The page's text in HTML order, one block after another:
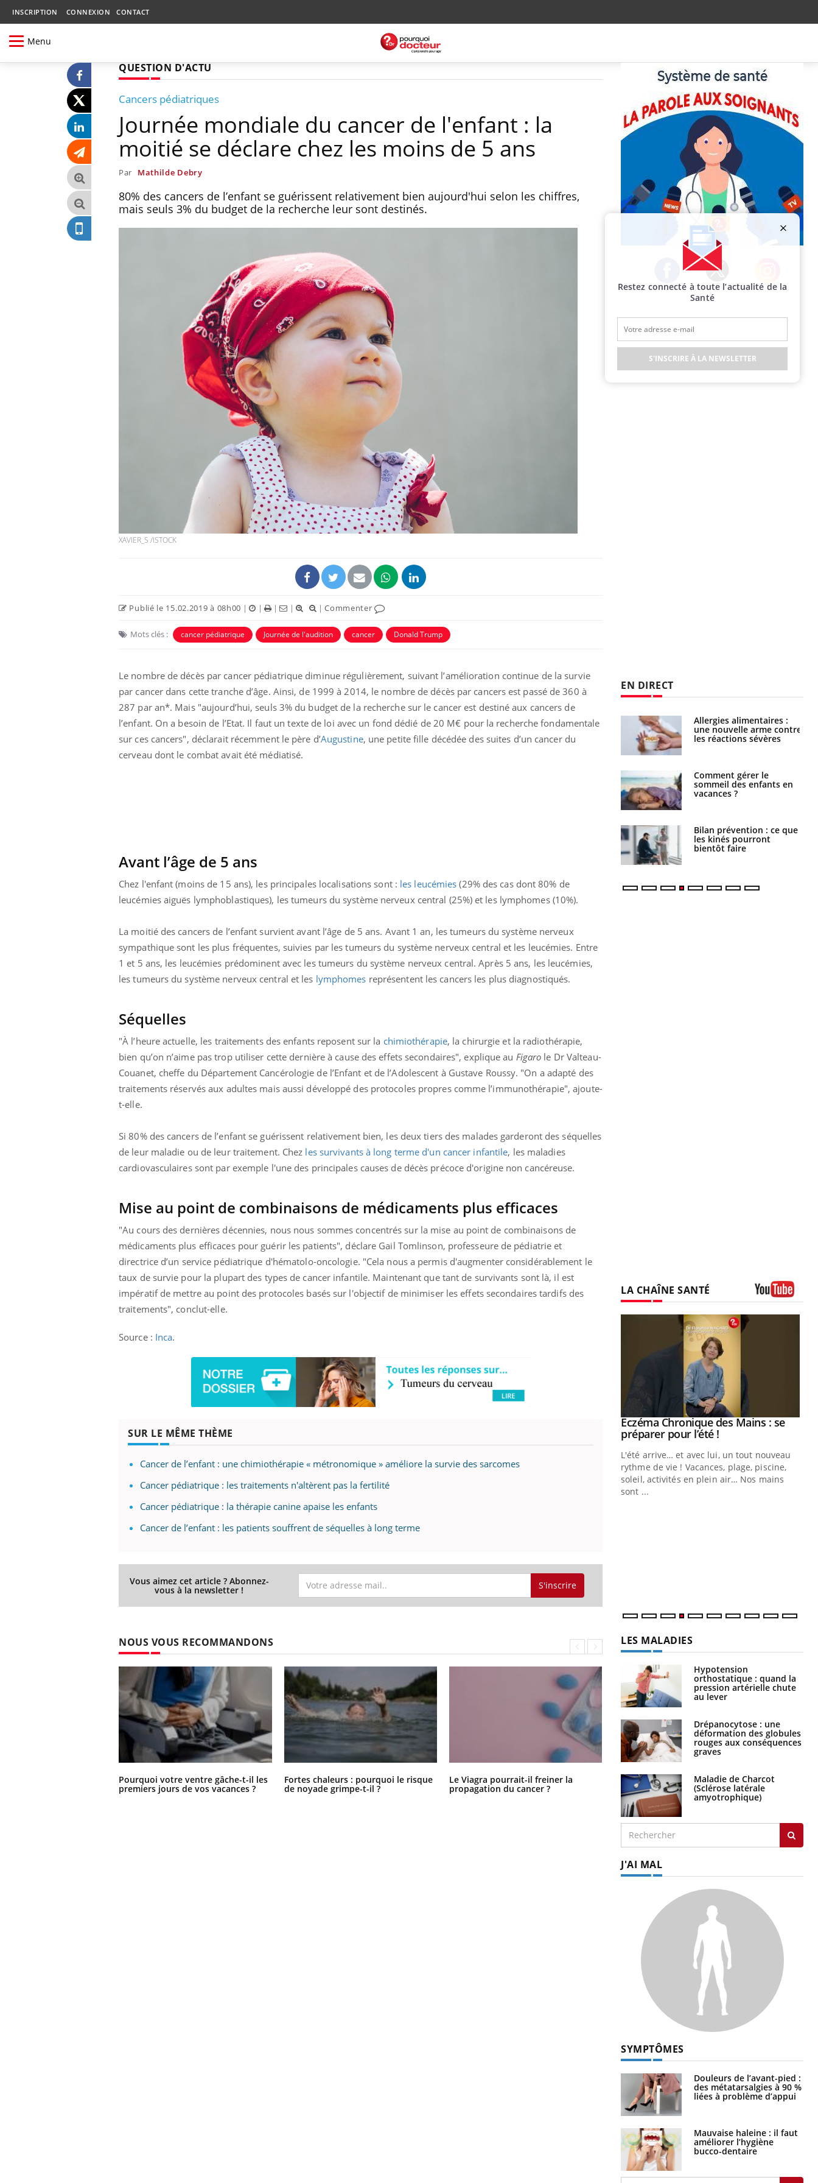
INSCRIPTION CONNEXION CONTACT
Menu
QUESTION D'ACTU
Cancers pédiatriques
Journée mondiale du cancer de l'enfant : la
moitié se déclare chez les moins de 5 ans
Par Mathilde Debry
80% des cancers de l’enfant se guérissent relativement bien aujourd'hui selon les chiffres,
mais seuls 3% du budget de la recherche leur sont destinés.
XAVIER_S /ISTOCK
Publié le 15.02.2019 à 08h00 | | | | |Commenter
Mots clés : cancer pédiatrique Journée de l'audition cancer Donald Trump
Le nombre de décès par cancer pédiatrique diminue régulièrement, suivant l’amélioration continue de la survie
par cancer dans cette tranche d’âge. Ainsi, de 1999 à 2014, le nombre de décès par cancers est passé de 360 à
287 par an*. Mais "aujourd’hui, seuls 3% du budget de la recherche sur le cancer est destiné aux cancers de
l’enfant. On a besoin de l’Etat. Il faut un texte de loi avec un fond dédié de 20 M€ pour la recherche fondamentale
sur ces cancers", déclarait récemment le père d’Augustine, une petite fille décédée des suites d’un cancer du
cerveau dont le combat avait été médiatisé.
Avant l’âge de 5 ans
Chez l'enfant (moins de 15 ans), les principales localisations sont : les leucémies (29% des cas dont 80% de
leucémies aiguës lymphoblastiques), les tumeurs du système nerveux central (25%) et les lymphomes (10%).
La moitié des cancers de l’enfant survient avant l’âge de 5 ans. Avant 1 an, les tumeurs du système nerveux
sympathique sont les plus fréquentes, suivies par les tumeurs du système nerveux central et les leucémies. Entre
1 et 5 ans, les leucémies prédominent avec les tumeurs du système nerveux central. Après 5 ans, les leucémies,
les tumeurs du système nerveux central et les lymphomes représentent les cancers les plus diagnostiqués.
Séquelles
"À l’heure actuelle, les traitements des enfants reposent sur la chimiothérapie, la chirurgie et la radiothérapie,
bien qu’on n’aime pas trop utiliser cette dernière à cause des effets secondaires", explique au Figaro le Dr Valteau-
Couanet, cheffe du Département Cancérologie de l’Enfant et de l’Adolescent à Gustave Roussy. "On a adapté des
traitements réservés aux adultes mais aussi développé des protocoles propres comme l’immunothérapie", ajoute-
t-elle.
Si 80% des cancers de l’enfant se guérissent relativement bien, les deux tiers des malades garderont des séquelles
de leur maladie ou de leur traitement. Chez les survivants à long terme d'un cancer infantile, les maladies
cardiovasculaires sont par exemple l'une des principales causes de décès précoce d'origine non cancéreuse.
Mise au point de combinaisons de médicaments plus efficaces
"Au cours des dernières décennies, nous nous sommes concentrés sur la mise au point de combinaisons de
médicaments plus efficaces pour guérir les patients", déclare Gail Tomlinson, professeure de pédiatrie et
directrice d’un service pédiatrique d'hématolo-oncologie. "Cela nous a permis d'augmenter considérablement le
taux de survie pour la plupart des types de cancer infantile. Maintenant que tant de survivants sont là, il est
impératif de mettre au point des protocoles basés sur l'objectif de minimiser les effets secondaires tardifs des
traitements", conclut-elle.
Source : Inca.
SUR LE MÊME THÈME
Cancer de l’enfant : une chimiothérapie « métronomique » améliore la survie des sarcomes
Cancer pédiatrique : les traitements n'altèrent pas la fertilité
Cancer pédiatrique : la thérapie canine apaise les enfants
Cancer de l’enfant : les patients souffrent de séquelles à long terme
Vous aimez cet article ? Abonnez-
vous à la newsletter ! S'inscrire
NOUS VOUS RECOMMANDONS
Pourquoi votre ventre gâche-t-il les
premiers jours de vos vacances ?
Fortes chaleurs : pourquoi le risque
de noyade grimpe-t-il ?
Le Viagra pourrait-il freiner la
propagation du cancer ?
Pourquoi manger moins de
protéines pourrait finalement être
bénéfique
Facebook Twitter Instagram
EN DIRECT
Pourquoi votre ventre
gâche-t-il les premiers
jours de vos vacances ?
Pourquoi manger moins
de protéines pourrait
finalement être bénéfique
Mordue par une tique en
vacances, elle reste dans
le coma pendant 42 jours
Allergies alimentaires :
une nouvelle arme contre
les réactions sévères
Comment gérer le
sommeil des enfants en
vacances ?
Bilan prévention : ce que
les kinés pourront
bientôt faire
LA CHAÎNE SANTÉ
expliquer ma maladieYoutube
d'autres non ! D'un côté, poser des
questions sur la maladie d'un proche c'est
prévenirYoutube
Fatigue, irritabilité, brouillard mental ou
même alopécie… Les symptômes de la
carence en fer sont multiples ce qui la rend
reste entourée d'idées reçues chez les
Youtube
Eczéma Chronique des Mains : se
préparer pour l’été !Youtube
L'été arrive… et avec lui, un tout nouveau
rythme de vie ! Vacances, plage, piscine,
soleil, activités en plein air… Nos mains
sont ...
LES MALADIES
Hypotension
orthostatique : quand la
pression artérielle chute
au lever
Drépanocytose : une
déformation des globules
rouges aux conséquences
graves
Maladie de Charcot
(Sclérose latérale
amyotrophique)
J'AI MAL
SYMPTÔMES
Douleurs de l’avant-pied :
des métatarsalgies à 90 %
liées à problème d’appui
Mauvaise haleine : il faut
améliorer l’hygiène
bucco-dentaire
Restez connecté à toute l’actualité de la
Santé
S'INSCRIRE À LA NEWSLETTER